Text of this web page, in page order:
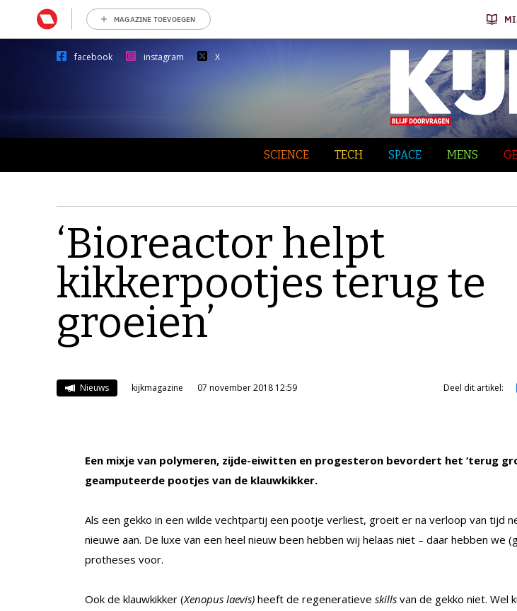
MAGAZINE TOEVOEGEN
facebook instagram X
SCIENCE TECH SPACE MENS
‘Bioreactor helpt
kikkerpootjes terug te
groeien’
Nieuws kijkmagazine 07 november 2018 12:59 Deel dit artikel:
Een mixje van polymeren, zijde-eiwitten en progesteron bevordert het ‘terug
geamputeerde pootjes van de klauwkikker.
Als een gekko in een wilde vechtpartij een pootje verliest, groeit er na verloop van tijd
nieuwe aan. De luxe van een heel nieuw been hebben wij helaas niet – daar hebben we
protheses voor.
Ook de klauwkikker (Xenopus laevis) heeft de regeneratieve skills van de gekko niet. Wel